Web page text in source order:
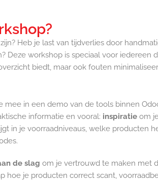
Heb je last van tijdverlies door
Deze workshop is speciaal voor iedereen
biedt, maar ook fouten
mee in een demo van de tools binnen
informatie en vooral: inspiratie om
in je voorraadniveaus, welke producten
de slag om je vertrouwd te maken met
hoe je producten correct scant,